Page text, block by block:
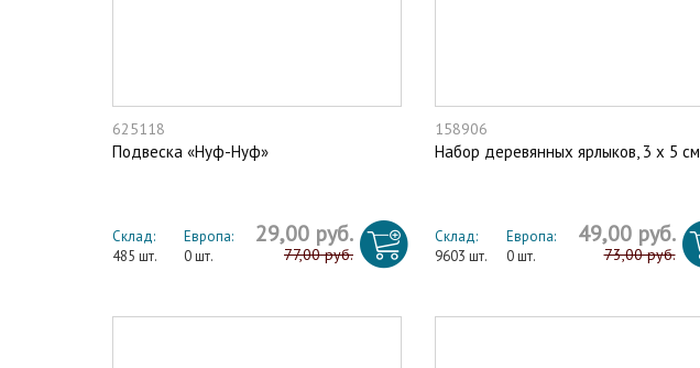
625118
Подвеска «Нуф-Нуф»
Склад:
485 шт.
Европа:
0 шт.
29,00 руб.
77,00 руб.
158906
Набор деревянных ярлыков, 3 х 5 см
Склад:
9603 шт.
Европа:
0 шт.
49,00 руб.
73,00 руб.